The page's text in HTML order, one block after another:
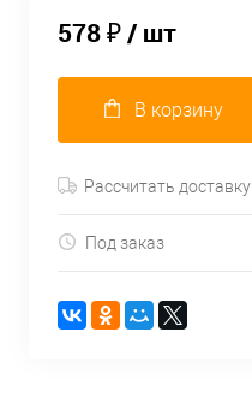
578 ₽/ шт
В корзину
Рассчитать доставку
Под заказ